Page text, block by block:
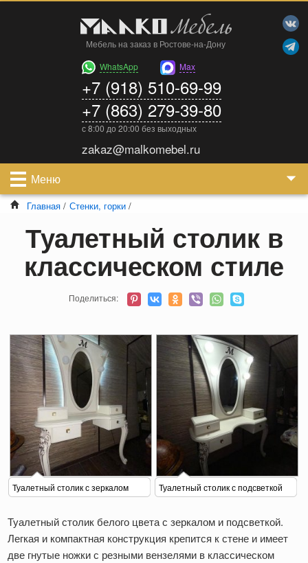
Мебель на заказ в Ростове-на-Дону
WhatsApp
Max
+7 (918) 510-69-99
+7 (863) 279-39-80
с 8:00 до 20:00 без выходных
zakaz@malkomebel.ru
Меню
Главная / Стенки, горки /
Туалетный столик в
классическом стиле
Поделиться:
Туалетный столик с зеркалом Туалетный столик с подсветкой
Туалетный столик белого цвета с зеркалом и подсветкой.
Легкая и компактная конструкция крепится к стене и имеет
две гнутые ножки с резными вензелями в классическом